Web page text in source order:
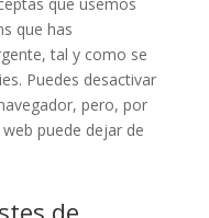
que has
tal y como se
Puedes desactivar
pero, por
puede dejar de
de